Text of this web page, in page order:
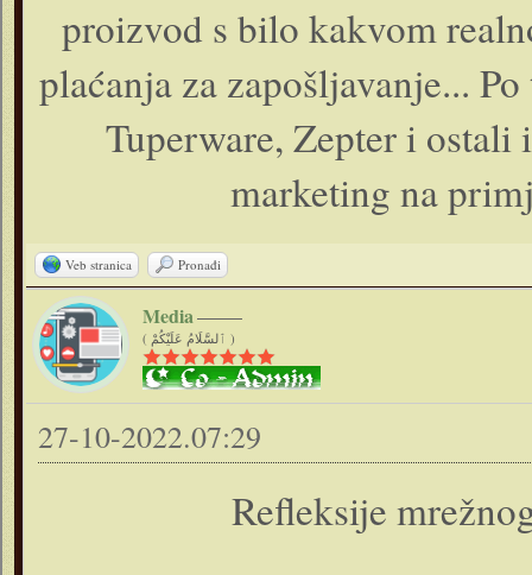
proizvod s bilo kakvom
plaćanja za zapošljavanje...
Tuperware, Zepter i
marketing na
Veb stranica Pronađi
Media
( ٱلسَّلَامُ عَلَيْكُمْ )
27-10-2022.07:29
Refleksije